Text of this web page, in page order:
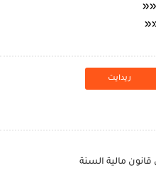
ريدايت
مالية السنة